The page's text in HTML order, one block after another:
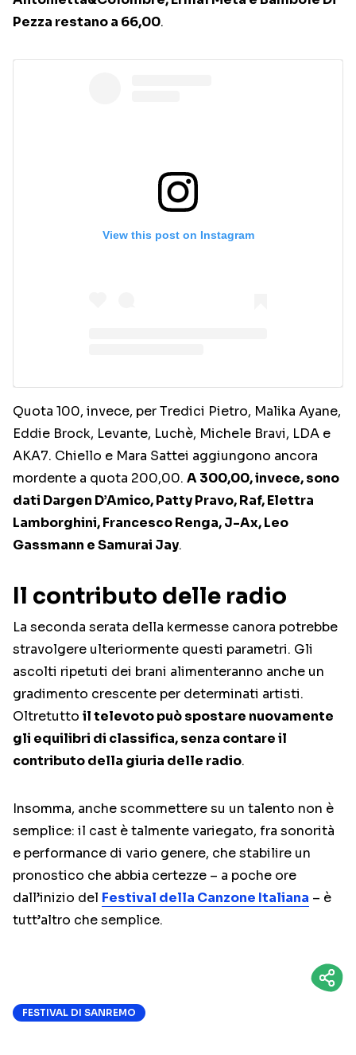
Pezza restano a 66,00.
View this post on Instagram
Quota 100, invece, per Tredici Pietro, Malika Ayane,
Eddie Brock, Levante, Luchè, Michele Bravi, LDA e
AKA7. Chiello e Mara Sattei aggiungono ancora
mordente a quota 200,00. A 300,00, invece, sono
dati Dargen D’Amico, Patty Pravo, Raf, Elettra
Lamborghini, Francesco Renga, J-Ax, Leo
Gassmann e Samurai Jay.
Il contributo delle radio
La seconda serata della kermesse canora potrebbe
stravolgere ulteriormente questi parametri. Gli
ascolti ripetuti dei brani alimenteranno anche un
gradimento crescente per determinati artisti.
Oltretutto il televoto può spostare nuovamente
gli equilibri di classifica, senza contare il
contributo della giuria delle radio.
Insomma, anche scommettere su un talento non è
semplice: il cast è talmente variegato, fra sonorità
e performance di vario genere, che stabilire un
pronostico che abbia certezze – a poche ore
dall’inizio del Festival della Canzone Italiana – è
tutt’altro che semplice.
FESTIVAL DI SANREMO